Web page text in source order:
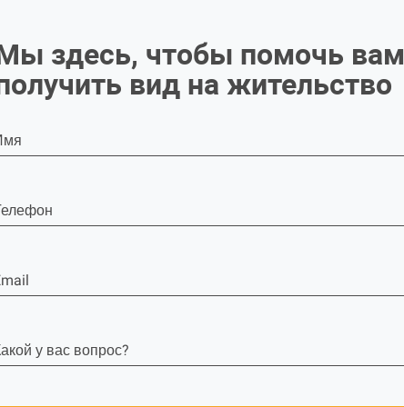
здесь, чтобы помочь вам
вид на жительство
у вас вопрос?